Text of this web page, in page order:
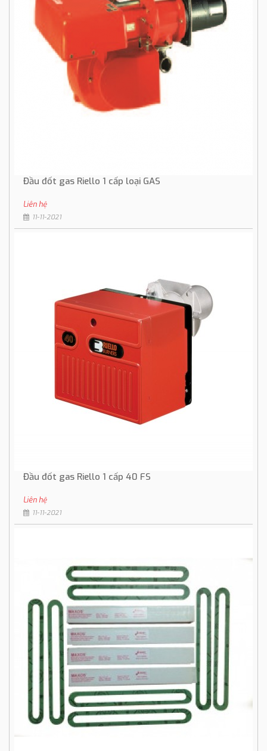
Đầu đốt gas Riello 1 cấp loại GAS
Liên hệ
11-11-2021
Đầu đốt gas Riello 1 cấp 40 FS
Liên hệ
11-11-2021